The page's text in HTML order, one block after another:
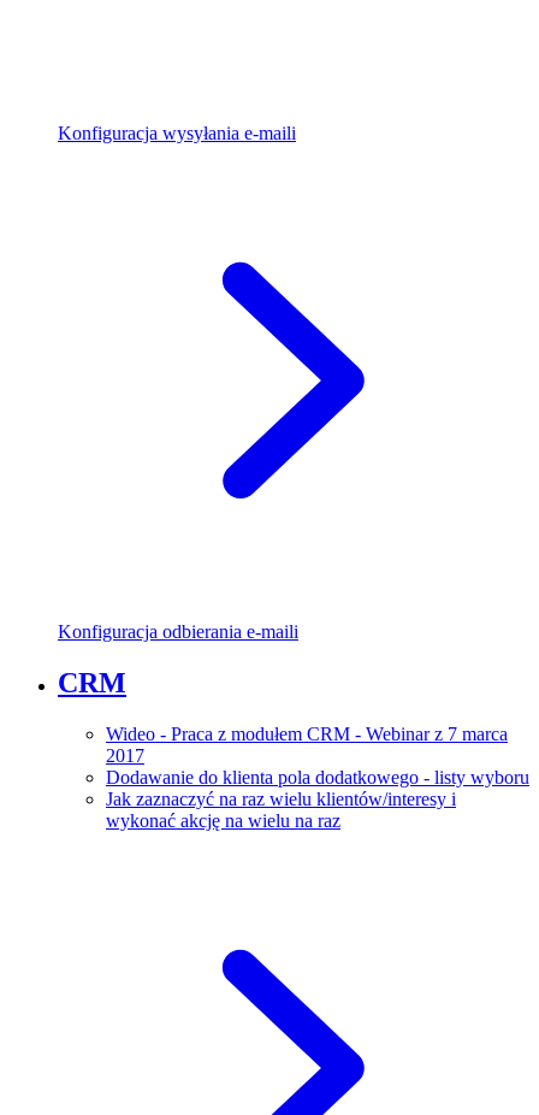
Konfiguracja wysyłania e-maili
Konfiguracja odbierania e-maili
CRM
Wideo - Praca z modułem CRM - Webinar z 7 marca
2017
Dodawanie do klienta pola dodatkowego - listy wyboru
Jak zaznaczyć na raz wielu klientów/interesy i
wykonać akcję na wielu na raz